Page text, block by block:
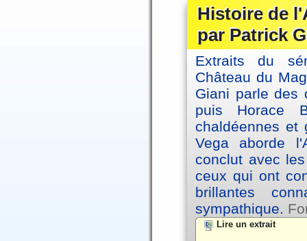
Histoire de
par Patrick
Extraits du
Château du
Giani parle des
puis Horace
chaldéennes et
Vega aborde
conclut avec
ceux qui ont
brillantes
sympathique.
Lire un extrait